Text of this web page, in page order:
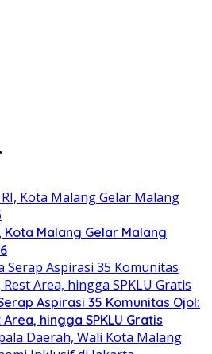
Kota Malang Gelar Malang
Aspirasi 35 Komunitas Ojol:
hingga SPKLU Gratis